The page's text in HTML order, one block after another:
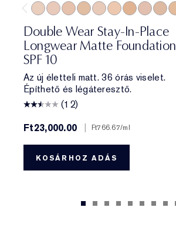
Double Wear Stay-In-Place
Longwear Matte Foundation
SPF 10
Az új életteli matt. 36 órás viselet.
Építhető és légáteresztő.
(12)
Ft23,000.00
| Ft766.67/ml
KOSÁRHOZ ADÁS